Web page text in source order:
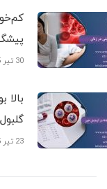
30 تیر 1405
23 تیر 1405